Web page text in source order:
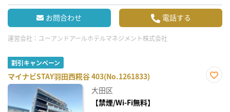
お問合わせ 電話する
運営会社： ユーアンドアールホテルマネジメント株式会社
割引キャンペーン
マイナビSTAY羽田西糀谷 403(No.1261833)
大田区
【禁煙/Wi-Fi無料】